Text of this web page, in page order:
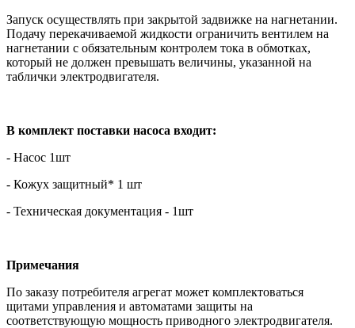
Запуск осуществлять при закрытой задвижке на нагнетании.
Подачу перекачиваемой жидкости ограничить вентилем на
нагнетании с обязательным контролем тока в обмотках,
который не должен превышать величины, указанной на
таблички электродвигателя.
В комплект поставки насоса входит:
- Насос 1шт
- Кожух защитный* 1 шт
- Техническая документация - 1шт
Примечания
По заказу потребителя агрегат может комплектоваться
щитами управления и автоматами защиты на
соответствующую мощность приводного электродвигателя.